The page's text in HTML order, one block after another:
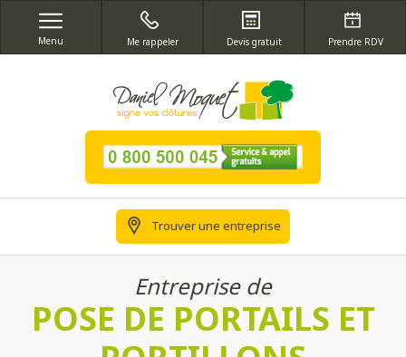
Menu Me rappeler Devis gratuit Prendre RDV
Trouver une entreprise
Entreprise de
POSE DE PORTAILS ET